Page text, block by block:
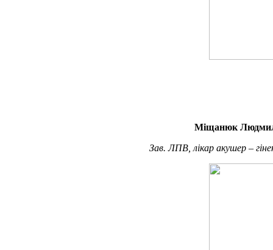
Міщанюк
Зав. ЛПВ, лікар акушер –